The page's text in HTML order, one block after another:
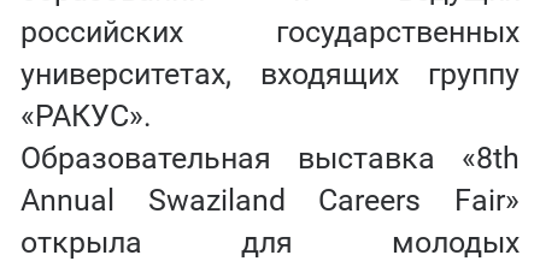
российских государственных
университетах, входящих группу
«РАКУС».
Образовательная выставка «8th
Annual Swaziland Careers Fair»
открыла для молодых